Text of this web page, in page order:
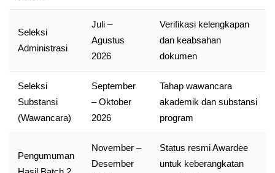
Seleksi
Administrasi
Juli –
Agustus
2026
Verifikasi kelengkapan
dan keabsahan
dokumen
Seleksi
Substansi
(Wawancara)
September
– Oktober
2026
Tahap wawancara
akademik dan substansi
program
Pengumuman
November –
Desember
Status resmi Awardee
untuk keberangkatan